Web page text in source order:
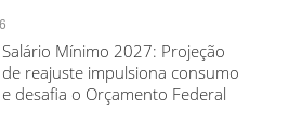
Salário Mínimo 2027: Projeção
de reajuste impulsiona consumo
e desafia o Orçamento Federal